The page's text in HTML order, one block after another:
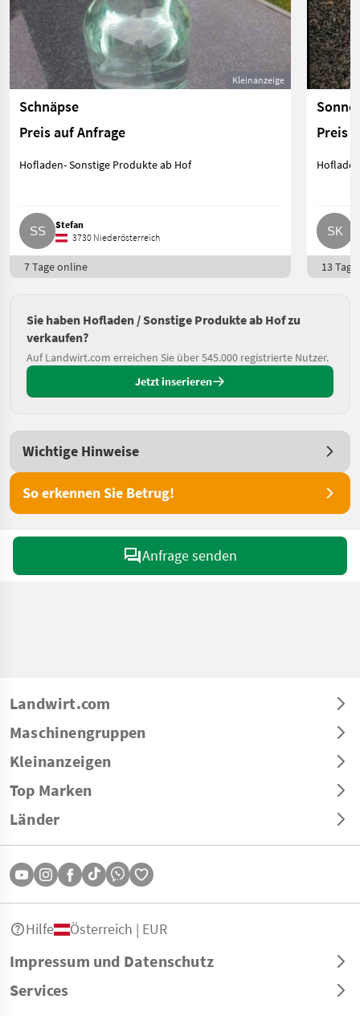
Kleinanzeige
Schnäpse
Preis auf Anfrage
Hofladen- Sonstige Produkte ab Hof
Stefan
3730 Niederösterreich
7 Tage online
Preis
13
Sie haben Hofladen / Sonstige Produkte ab Hof zu
verkaufen?
Auf Landwirt.com erreichen Sie über 545.000 registrierte Nutzer.
Jetzt inserieren
Wichtige Hinweise
So erkennen Sie Betrug!
Anfrage senden
Landwirt.com
Maschinengruppen
Kleinanzeigen
Top Marken
Länder
Impressum und Datenschutz
Services
Hilfe Österreich | EUR